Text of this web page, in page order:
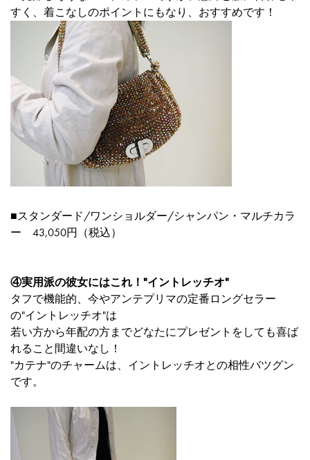
すく、着こなしのポイントにもなり、おすすめです！
■スタンダード/ワンショルダー/シャンパン・マルチカラ
ー 43,050円（税込）
④実用派の彼女にはこれ！"イントレッチオ"
タフで機能的、今やアンテプリマの定番ロングセラー
の"イントレッチオ"は
若い方から年配の方までどなたにプレゼントをしても喜ば
れること間違いなし！
"カテナ"のチャームは、イントレッチオとの相性バツグン
です。